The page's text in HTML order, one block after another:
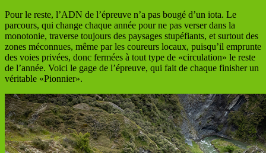
Pour le reste, l’ADN de l’épreuve n’a pas bougé d’un iota. Le
parcours, qui change chaque année pour ne pas verser dans la
monotonie, traverse toujours des paysages stupéfiants, et surtout des
zones méconnues, même par les coureurs locaux, puisqu’il emprunte
des voies privées, donc fermées à tout type de «circulation» le reste
de l’année. Voici le gage de l’épreuve, qui fait de chaque finisher un
véritable «Pionnier».